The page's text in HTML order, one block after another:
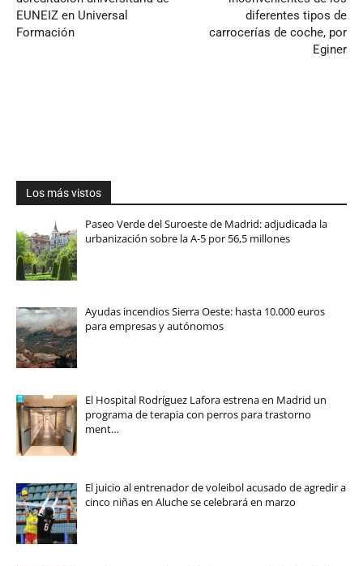
EUNEIZ en Universal
Formación
diferentes tipos de
carrocerías de coche, por
Eginer
Los más vistos
Paseo Verde del Suroeste de Madrid: adjudicada la
urbanización sobre la A-5 por 56,5 millones
Ayudas incendios Sierra Oeste: hasta 10.000 euros
para empresas y autónomos
El Hospital Rodríguez Lafora estrena en Madrid un
programa de terapia con perros para trastorno
ment…
El juicio al entrenador de voleibol acusado de agredir a
cinco niñas en Aluche se celebrará en marzo